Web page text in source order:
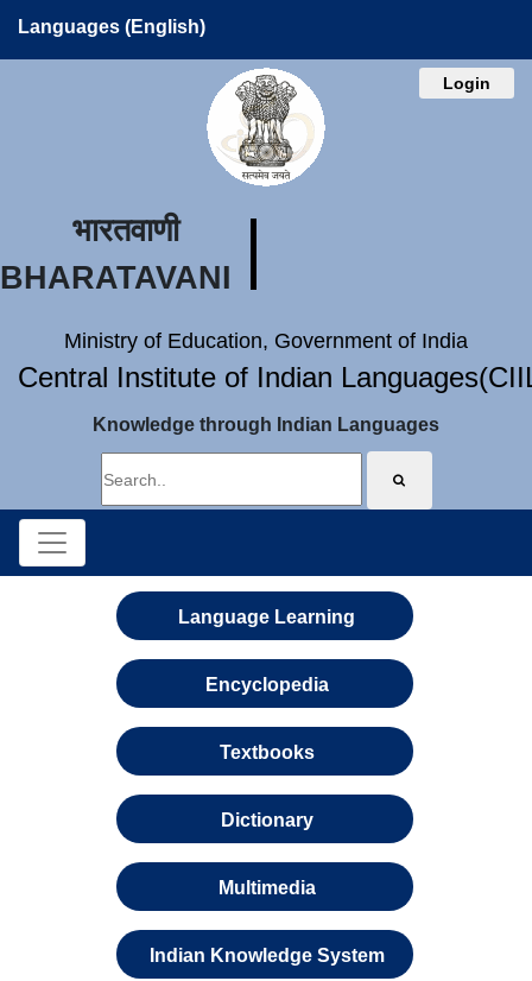
Languages (English)
Login
भारतवाणी
BHARATAVANI
Ministry of Education, Government of India
Central Institute of Indian
Knowledge through Indian Languages
Language Learning
Encyclopedia
Textbooks
Dictionary
Multimedia
Indian Knowledge System